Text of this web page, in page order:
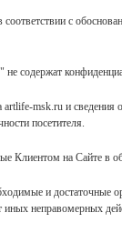
соответствии с
содержат
msk.ru и сведения
посетителя.
Клиентом на Сайте в
и достаточные
неправомерных